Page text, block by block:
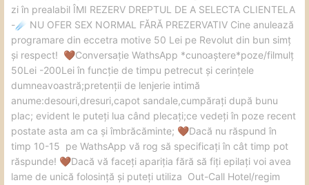
zi în prealabil ÎMI REZERV DREPTUL DE A SELECTA CLIENTELA
-☄️ NU OFER SEX NORMAL FĂRĂ PREZERVATIV Cine anulează
programare din eccetra motive 50 Lei pe Revolut din bun simț
și respect! 🤎Conversație WathsApp *cunoaștere*poze/filmulț
50Lei -200Lei în funcție de timpu petrecut și cerințele
dumneavoastră;pretenții de lenjerie intimă
anume:desouri,dresuri,capot sandale,cumpărați după bunu
plac; evident le puteți lua când plecați;ce vedeți în poze recent
postate asta am ca și îmbrăcăminte; 🤎Dacă nu răspund în
timp 10-15 pe WathsApp vă rog să specificați în cât timp pot
răspunde! 🤎Dacă vă faceți apariția fără să fiți epilați voi avea
lame de unică folosință și puteți utiliza Out-Call Hotel/regim